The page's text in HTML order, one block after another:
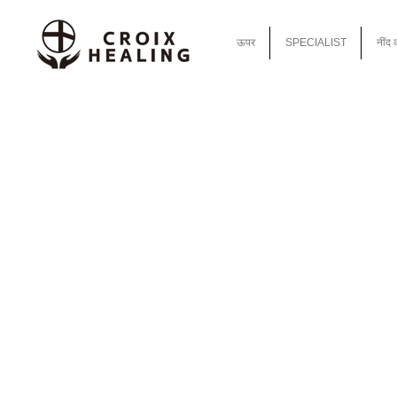
ऊपर SPECIALIST नींद